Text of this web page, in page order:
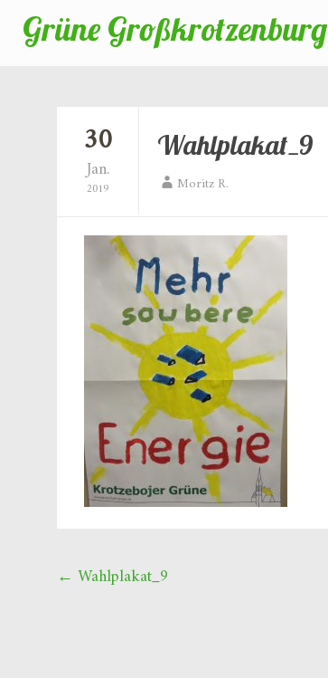
Grüne Großkrotzenburg
30
Jan.
2019
Wahlplakat_9
Moritz R.
Beitragsnavigation
← Wahlplakat_9